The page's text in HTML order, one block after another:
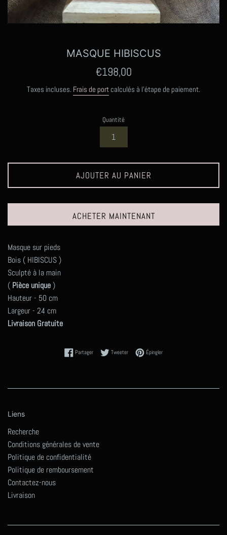
MASQUE HIBISCUS
Prix
€198,00
Taxes incluses. Frais de port calculés à l'étape de paiement.
Quantité
AJOUTER AU PANIER
ACHETER MAINTENANT
Masque sur pieds
Bois ( HIBISCUS )
Sculpté à la main
( Pièce unique)
Hauteur - 50 cm
Largeur - 24 cm
Livraison Gratuite
PartagerPartager sur Facebook
TweeterTweeter sur Twitter
ÉpinglerÉpingler sur Pinterest
Liens
Recherche
Conditions générales de vente
Politique de confidentialité
Politique de remboursement
Contactez-nous
Livraison